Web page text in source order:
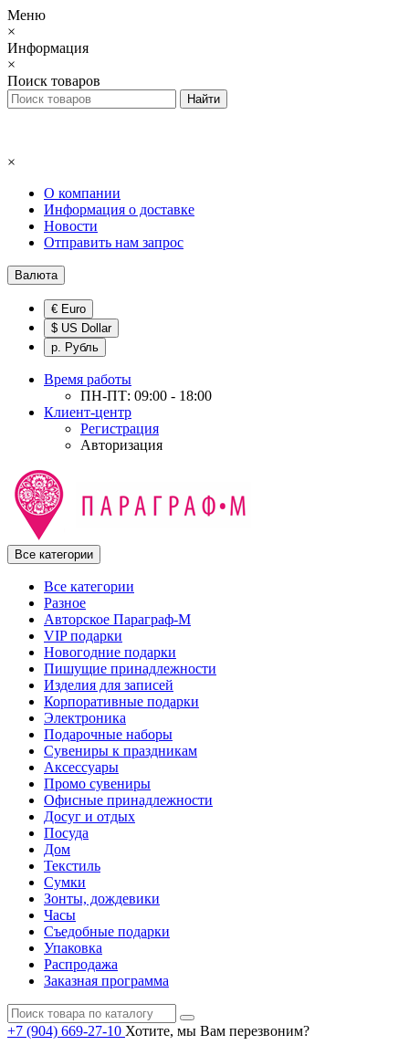
Меню
×
Информация
×
Поиск товаров
×
О компании
Информация о доставке
Новости
Отправить нам запрос
Валюта
€ Euro
$ US Dollar
р. Рубль
Время работы
ПН-ПТ: 09:00 - 18:00
Клиент-центр
Регистрация
Авторизация
Все категории
Все категории
Разное
Авторское Параграф-М
VIP подарки
Новогодние подарки
Пишущие принадлежности
Изделия для записей
Корпоративные подарки
Электроника
Подарочные наборы
Сувениры к праздникам
Аксессуары
Промо сувениры
Офисные принадлежности
Досуг и отдых
Посуда
Дом
Текстиль
Сумки
Зонты, дождевики
Часы
Съедобные подарки
Упаковка
Распродажа
Заказная программа
+7 (904) 669-27-10 Хотите, мы Вам перезвоним?